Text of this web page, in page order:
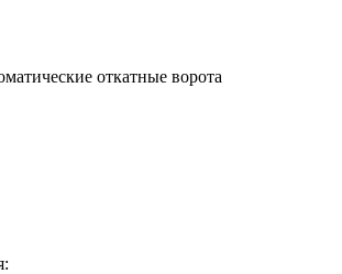
откатные ворота